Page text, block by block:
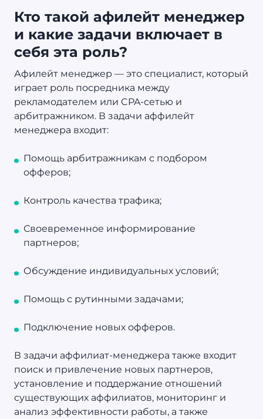
Кто такой афилейт менеджер
и какие задачи включает в
себя эта роль?
Афилейт менеджер — это специалист, который
играет роль посредника между
рекламодателем или CPA-сетью и
арбитражником. В задачи аффилейт
менеджера входит:
Помощь арбитражникам с подбором
офферов;
Контроль качества трафика;
Своевременное информирование
партнеров;
Обсуждение индивидуальных условий;
Помощь с рутинными задачами;
Подключение новых офферов.
В задачи аффилиат-менеджера также входит
поиск и привлечение новых партнеров,
установление и поддержание отношений
существующих аффилиатов, мониторинг и
анализ эффективности работы, а также